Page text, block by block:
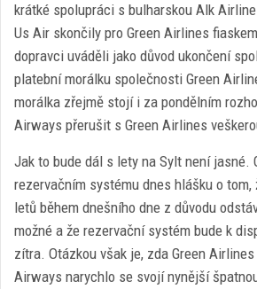
krátké spolupráci s bulharskou Alk
Us Air skončily pro Green Airlines
dopravci uváděli jako důvod ukončení
platební morálku společnosti Green
morálka zřejmě stojí i za pondělním
Airways přerušit s Green Airlines
Jak to bude dál s lety na Sylt není jasné.
rezervačním systému dnes hlášku o tom,
letů během dnešního dne z důvodu
možné a že rezervační systém bude k
zítra. Otázkou však je, zda Green Airlines
Airways narychlo se svojí nynější